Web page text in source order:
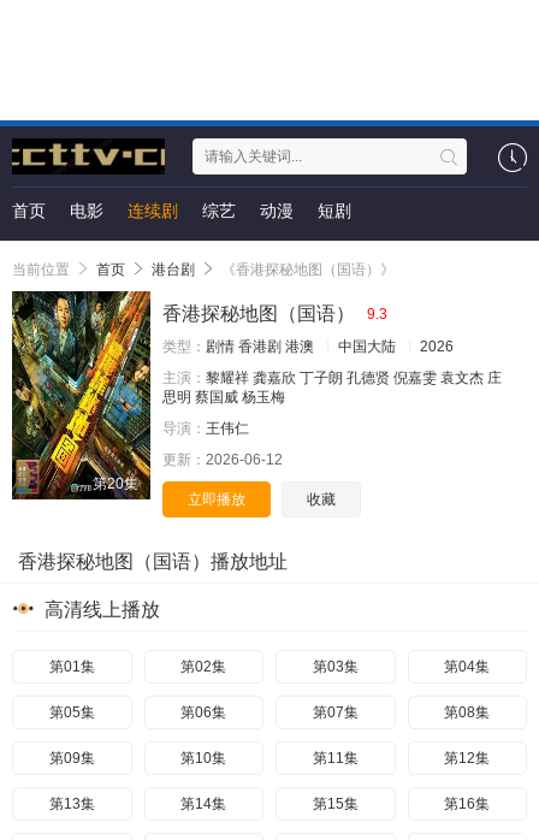
首页 电影 连续剧 综艺 动漫 短剧
当前位置 首页 港台剧 《香港探秘地图（国语）》
第20集
香港探秘地图（国语）
9.3
类型： 剧情 香港剧 港澳 中国大陆
2026
主演： 黎耀祥 龚嘉欣 丁子朗 孔德贤 倪嘉雯 袁文杰 庄
思明 蔡国威 杨玉梅
导演： 王伟仁
更新： 2026-06-12
立即播放 收藏
香港探秘地图（国语）播放地址
高清线上播放
第01集 第02集 第03集 第04集
第05集 第06集 第07集 第08集
第09集 第10集 第11集 第12集
第13集 第14集 第15集 第16集